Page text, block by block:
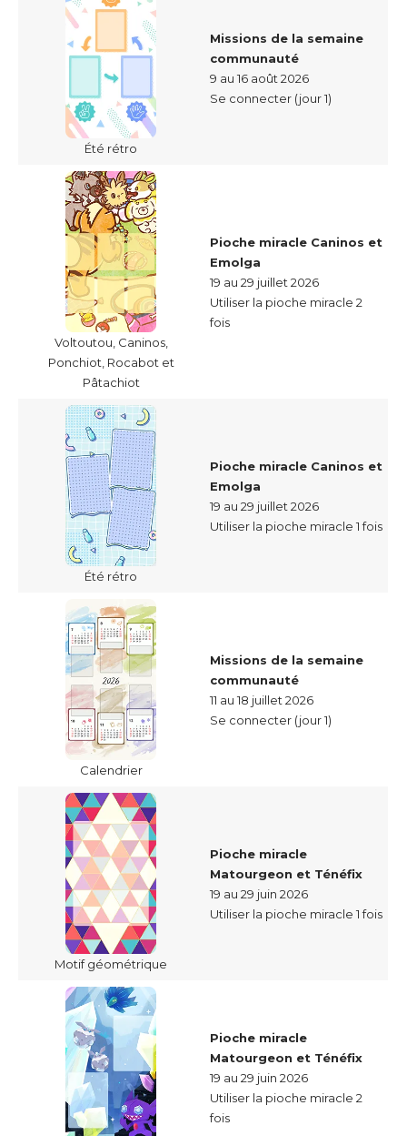
Été rétro
Missions de la semaine
communauté
9 au 16 août 2026
Se connecter (jour 1)
Voltoutou, Caninos,
Ponchiot, Rocabot et
Pâtachiot
Pioche miracle Caninos et
Emolga
19 au 29 juillet 2026
Utiliser la pioche miracle 2
fois
Été rétro
Pioche miracle Caninos et
Emolga
19 au 29 juillet 2026
Utiliser la pioche miracle 1 fois
Calendrier
Missions de la semaine
communauté
11 au 18 juillet 2026
Se connecter (jour 1)
Motif géométrique
Pioche miracle
Matourgeon et Ténéfix
19 au 29 juin 2026
Utiliser la pioche miracle 1 fois
Pioche miracle
Matourgeon et Ténéfix
19 au 29 juin 2026
Utiliser la pioche miracle 2
fois